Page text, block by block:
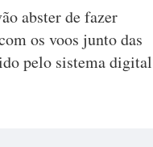
abster de fazer
os voos junto das
pelo sistema digital